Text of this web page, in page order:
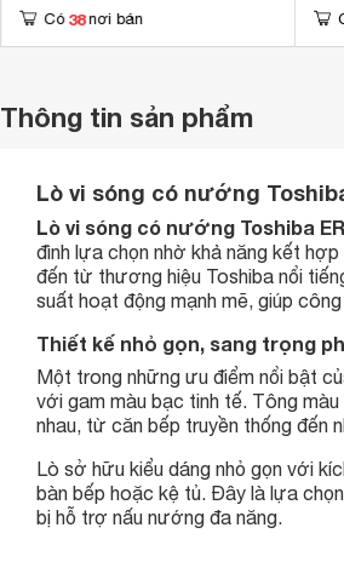
Có 38 nơi bán
Thông tin sản phẩm
Lò vi sóng có nướng
Lò vi sóng có nướng Toshiba
đình lựa chọn nhờ khả năng kết
đến từ thương hiệu Toshiba nổi
suất hoạt động mạnh mẽ, giúp
Thiết kế nhỏ gọn, sang trọng
Một trong những ưu điểm nổi bật
với gam màu bạc tinh tế. Tông
nhau, từ căn bếp truyền thống đến
Lò sở hữu kiểu dáng nhỏ gọn với
bàn bếp hoặc kệ tủ. Đây là lựa
bị hỗ trợ nấu nướng đa năng.